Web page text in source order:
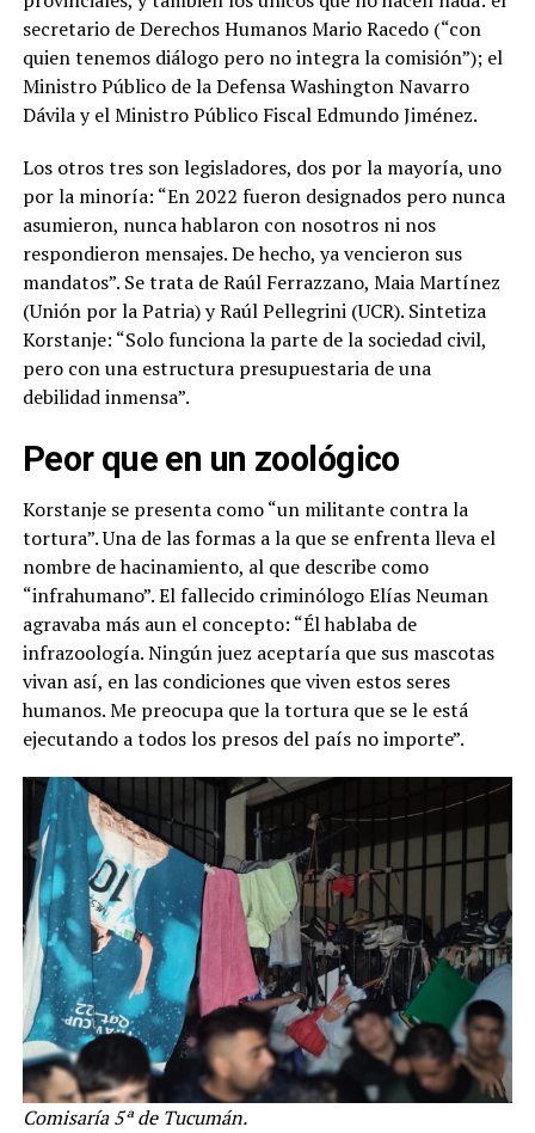
secretario de Derechos Humanos Mario Racedo (“con
quien tenemos diálogo pero no integra la comisión”); el
Ministro Público de la Defensa Washington Navarro
Dávila y el Ministro Público Fiscal Edmundo Jiménez.
Los otros tres son legisladores, dos por la mayoría, uno
por la minoría: “En 2022 fueron designados pero nunca
asumieron, nunca hablaron con nosotros ni nos
respondieron mensajes. De hecho, ya vencieron sus
mandatos”. Se trata de Raúl Ferrazzano, Maia Martínez
(Unión por la Patria) y Raúl Pellegrini (UCR). Sintetiza
Korstanje: “Solo funciona la parte de la sociedad civil,
pero con una estructura presupuestaria de una
debilidad inmensa”.
Peor que en un zoológico
Korstanje se presenta como “un militante contra la
tortura”. Una de las formas a la que se enfrenta lleva el
nombre de hacinamiento, al que describe como
“infrahumano”. El fallecido criminólogo Elías Neuman
agravaba más aun el concepto: “Él hablaba de
infrazoología. Ningún juez aceptaría que sus mascotas
vivan así, en las condiciones que viven estos seres
humanos. Me preocupa que la tortura que se le está
ejecutando a todos los presos del país no importe”.
Comisaría 5ª de Tucumán.